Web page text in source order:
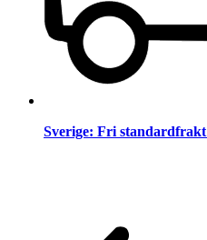
Sverige: Fri standardfrakt